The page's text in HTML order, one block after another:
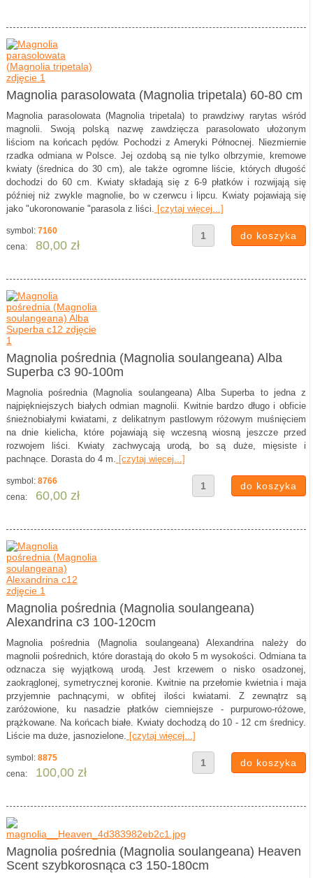
Magnolia parasolowata (Magnolia tripetala) 60-80 cm
Magnolia parasolowata (Magnolia tripetala) to prawdziwy rarytas wśród
magnolii. Swoją polską nazwę zawdzięcza parasolowato ułożonym
liściom na końcach pędów. Pochodzi z Ameryki Północnej. Niezmiernie
rzadka odmiana w Polsce. Jej ozdobą są nie tylko olbrzymie, kremowe
kwiaty (średnica do 30 cm), ale także ogromne liście, których długość
dochodzi do 60 cm. Kwiaty składają się z 6-9 płatków i rozwijają się
później niż zwykle magnolie, bo w czerwcu i lipcu. Kwiaty pojawiają się
jako "ukoronowanie "parasola z liści. [czytaj więcej...]
symbol: 7160
cena:
80,00 zł
Magnolia pośrednia (Magnolia soulangeana) Alba
Superba c3 90-100m
Magnolia pośrednia (Magnolia soulangeana) Alba Superba to jedna z
najpiękniejszych białych odmian magnolii. Kwitnie bardzo długo i obficie
śnieżnobiałymi kwiatami, z delikatnym pastlowym różowym muśnięciem
na dnie kielicha, które pojawiają się wczesną wiosną jeszcze przed
rozwojem liści. Kwiaty zachwycają urodą, bo są duże, mięsiste i
pachnące. Dorasta do 4 m. [czytaj więcej...]
symbol: 8766
cena:
60,00 zł
Magnolia pośrednia (Magnolia soulangeana)
Alexandrina c3 100-120cm
Magnolia pośrednia (Magnolia soulangeana) Alexandrina należy do
magnolii pośrednich, które dorastają do około 5 m wysokości. Odmiana ta
odznacza się wyjątkową urodą. Jest krzewem o nisko osadzonej,
zaokrąglonej, symetrycznej koronie. Kwitnie na przełomie kwietnia i maja
przyjemnie pachnącymi, w obfitej ilości kwiatami. Z zewnątrz są
zaróżowione, ku nasadzie płatków ciemniejsze - purpurowo-różowe,
prążkowane. Na końcach białe. Kwiaty dochodzą do 10 - 12 cm średnicy.
Liście ma duże, jasnozielone. [czytaj więcej...]
symbol: 8875
cena:
100,00 zł
Magnolia pośrednia (Magnolia soulangeana) Heaven
Scent szybkorosnąca c3 150-180cm